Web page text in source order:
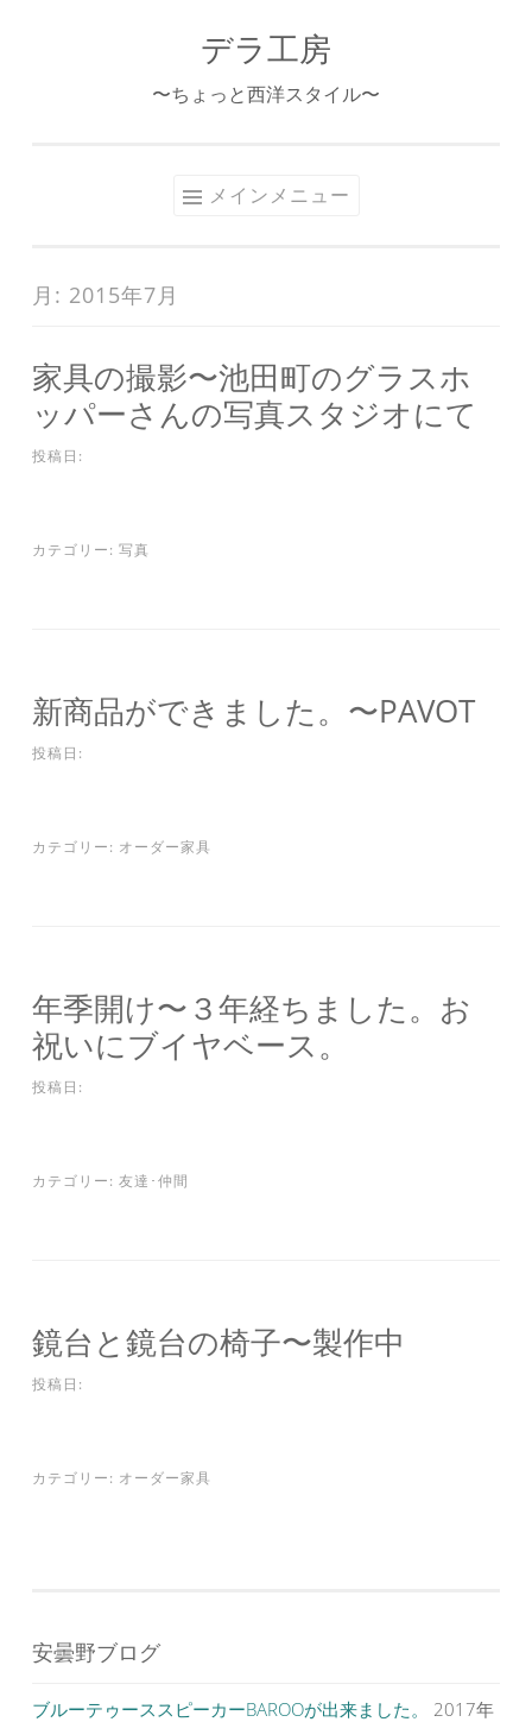
ッ
デラ工房
〜ちょっと西洋スタイル〜
メインメニュー
月: 2015年7月
家具の撮影〜池田町のグラスホ
ッパーさんの写真スタジオにて
投稿日:
カテゴリー: 写真
新商品ができました。〜PAVOT
投稿日:
カテゴリー: オーダー家具
年季開け〜３年経ちました。お
祝いにブイヤベース。
投稿日:
カテゴリー: 友達･仲間
鏡台と鏡台の椅子〜製作中
投稿日:
カテゴリー: オーダー家具
安曇野ブログ
ブルーテゥーススピーカーBAROOが出来ました。
2017年